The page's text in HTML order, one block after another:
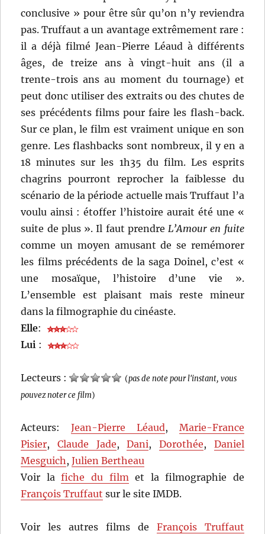
conclusive » pour être sûr qu’on n’y reviendra
pas. Truffaut a un avantage extrêmement rare :
il a déjà filmé Jean-Pierre Léaud à différents
âges, de treize ans à vingt-huit ans (il a
trente-trois ans au moment du tournage) et
peut donc utiliser des extraits ou des chutes de
ses précédents films pour faire les flash-back.
Sur ce plan, le film est vraiment unique en son
genre. Les flashbacks sont nombreux, il y en a
18 minutes sur les 1h35 du film. Les esprits
chagrins pourront reprocher la faiblesse du
scénario de la période actuelle mais Truffaut l’a
voulu ainsi : étoffer l’histoire aurait été une «
suite de plus ». Il faut prendreL’Amour en fuite
comme un moyen amusant de se remémorer
les films précédents de la saga Doinel, c’est «
une mosaïque, l’histoire d’une vie ».
L’ensemble est plaisant mais reste mineur
dans la filmographie du cinéaste.
Elle:
Lui :
Lecteurs : (pas de note pour l'instant, vous
pouvez noter ce film)
Acteurs:Jean-Pierre Léaud, Marie-France
Pisier, Claude Jade,Dani,Dorothée, Daniel
Mesguich,Julien Bertheau
Voir lafiche du filmet la filmographie de
François Truffaut sur le site IMDB.
Voir les autres films de François Truffaut